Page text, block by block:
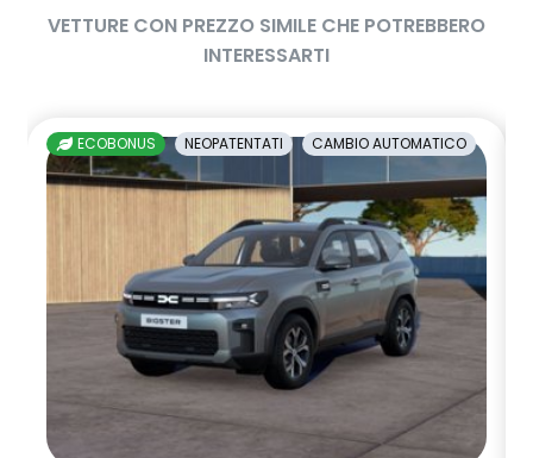
VETTURE CON PREZZO SIMILE CHE POTREBBERO
INTERESSARTI
ECOBONUS NEOPATENTATI CAMBIO AUTOMATICO